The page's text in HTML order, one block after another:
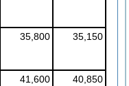
35,800 35,150
41,600 40,850